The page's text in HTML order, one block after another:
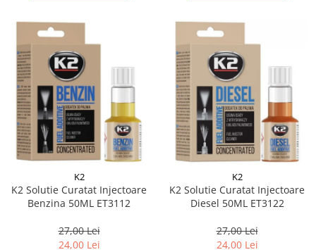
K2
K2 Solutie Curatat Injectoare
Benzina 50ML ET3112
27,00 Lei
24,00 Lei
K2
K2 Solutie Curatat Injectoare
Diesel 50ML ET3122
27,00 Lei
24,00 Lei